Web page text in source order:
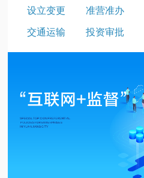
设立变更 准营准办
交通运输 投资审批